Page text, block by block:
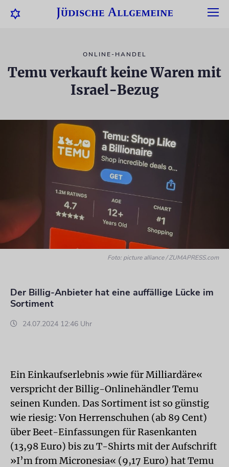
ONLINE-HANDEL
Temu verkauft keine Waren mit
Israel-Bezug
Foto: picture alliance / ZUMAPRESS.com
Der Billig-Anbieter hat eine auffällige Lücke im
Sortiment
24.07.2024 12:46 Uhr
Ein Einkaufserlebnis »wie für Milliardäre«
verspricht der Billig-Onlinehändler Temu
seinen Kunden. Das Sortiment ist so günstig
wie riesig: Von Herrenschuhen (ab 89 Cent)
über Beet-Einfassungen für Rasenkanten
(13,98 Euro) bis zu T-Shirts mit der Aufschrift
»I’m from Micronesia« (9,17 Euro) hat Temu